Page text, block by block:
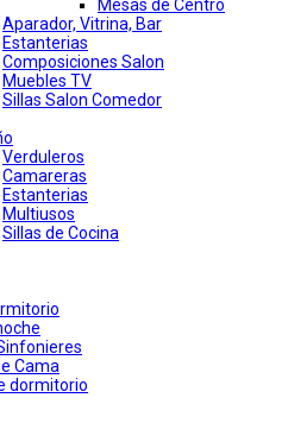
Mesas de Centro
Aparador, Vitrina, Bar
Estanterias
Composiciones Salon
Muebles TV
Sillas Salon Comedor
Verduleros
Camareras
Estanterias
Multiusos
Sillas de Cocina
Cama
dormitorio